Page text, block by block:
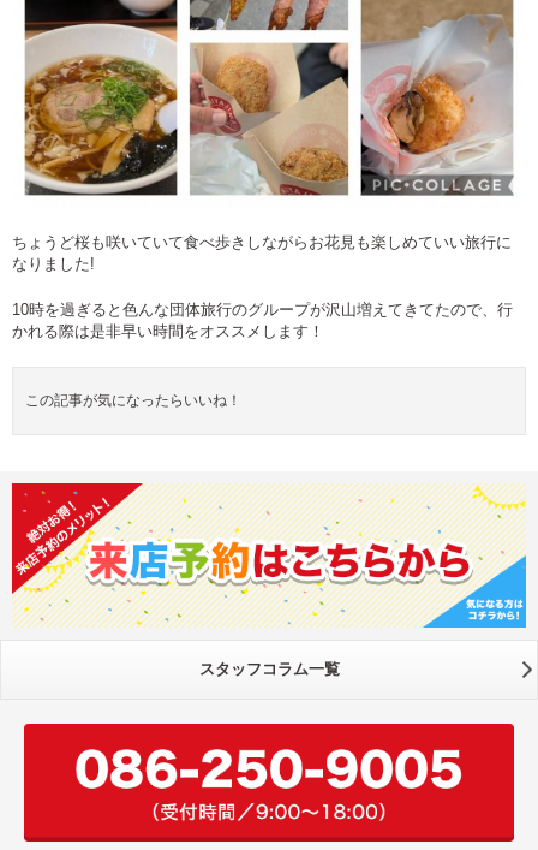
ちょうど桜も咲いていて食べ歩きしながらお花見も楽しめていい旅行に
なりました!
10時を過ぎると色んな団体旅行のグループが沢山増えてきてたので、行
かれる際は是非早い時間をオススメします！
この記事が気になったらいいね！
スタッフコラム一覧